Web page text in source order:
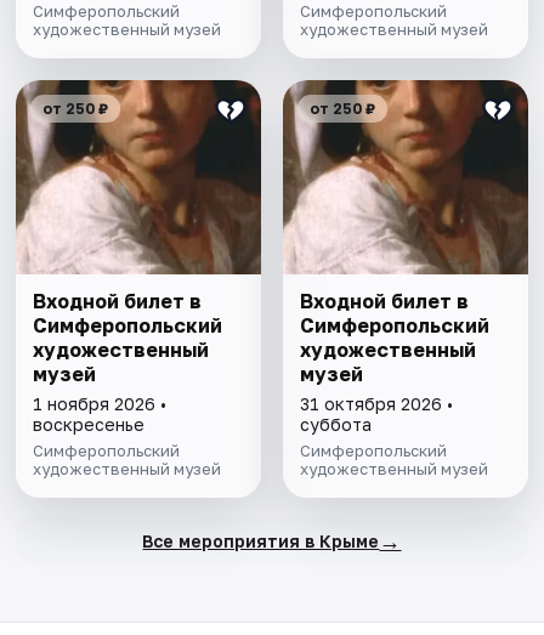
Симферопольский
художественный музей
Симферопольский
художественный музей
от 250 ₽
Входной билет в
Симферопольский
художественный
музей
1 ноября 2026 •
воскресенье
Симферопольский
художественный музей
от 250 ₽
Входной билет в
Симферопольский
художественный
музей
31 октября 2026 •
суббота
Симферопольский
художественный музей
Все мероприятия в Крыме →